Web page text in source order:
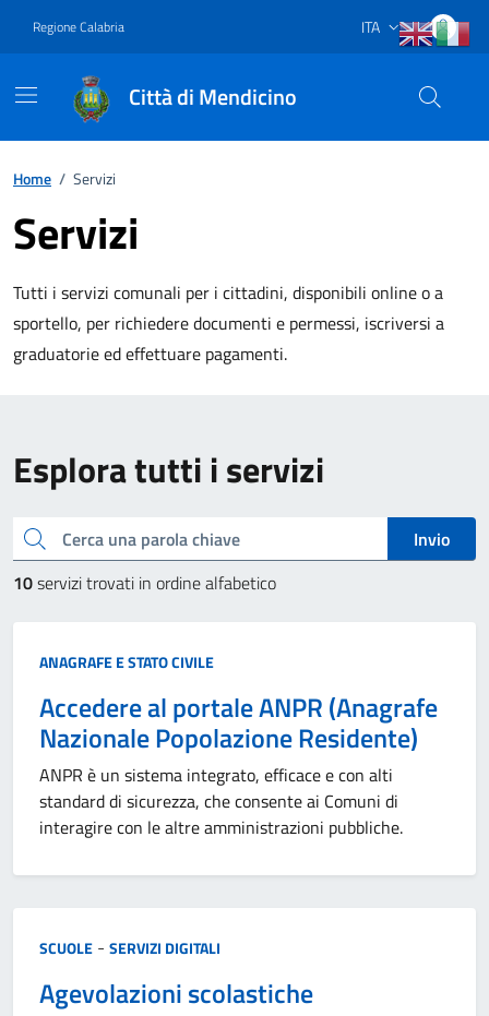
Regione Calabria Lingua attiva:
ITA
Città di Mendicino
Home / Servizi
Servizi
Tutti i servizi comunali per i cittadini, disponibili online o a
sportello, per richiedere documenti e permessi, iscriversi a
graduatorie ed effettuare pagamenti.
Esplora tutti i servizi
Cerca una parola chiave
Invio
10servizi trovati in ordine alfabetico
Categoria:
ANAGRAFE E STATO CIVILE
Accedere al portale ANPR (Anagrafe
Nazionale Popolazione Residente)
ANPR è un sistema integrato, efficace e con alti
standard di sicurezza, che consente ai Comuni di
interagire con le altre amministrazioni pubbliche.
Categoria:
SCUOLE - SERVIZI DIGITALI
Agevolazioni scolastiche